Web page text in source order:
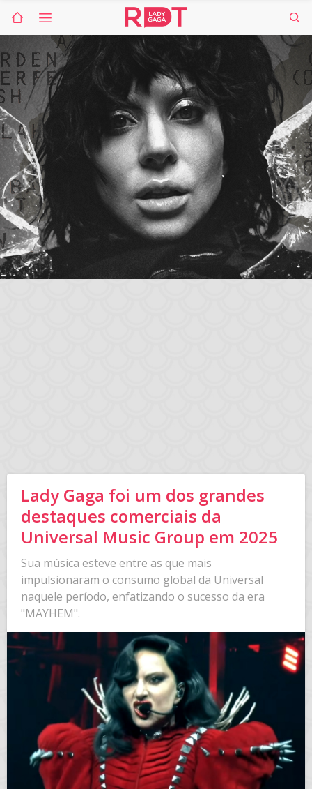
Lady Gaga foi um dos grandes
destaques comerciais da
Universal Music Group em 2025
Sua música esteve entre as que mais
impulsionaram o consumo global da Universal
naquele período, enfatizando o sucesso da era
"MAYHEM".